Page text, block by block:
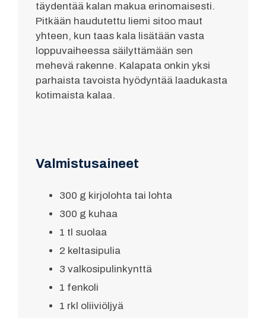
täydentää kalan makua erinomaisesti.
Pitkään haudutettu liemi sitoo maut
yhteen, kun taas kala lisätään vasta
loppuvaiheessa säilyttämään sen
mehevä rakenne. Kalapata onkin yksi
parhaista tavoista hyödyntää laadukasta
kotimaista kalaa.
Valmistusaineet
300 g kirjolohta tai lohta
300 g kuhaa
1 tl suolaa
2 keltasipulia
3 valkosipulinkynttä
1 fenkoli
1 rkl oliiviöljyä